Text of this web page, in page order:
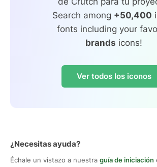
Search among +50,400
fonts including your
brands icons!
Ver todos los iconos
¿Necesitas ayuda?
Échale un vistazo a nuestra guía de iniciación